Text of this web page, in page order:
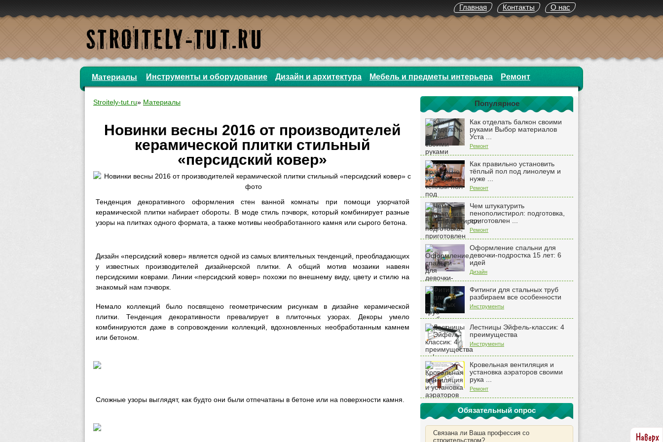
О нас
Контакты
Главная
Материалы Инструменты и оборудование Дизайн и архитектура Мебель и предметы интерьера Ремонт
Популярное
Как отделать балкон своими
руками Выбор материалов
Уста ...
Ремонт
Как правильно установить
тёплый пол под линолеум и
нуже ...
Ремонт
Чем штукатурить
пенополистирол: подготовка,
приготовлен ...
Ремонт
Оформление спальни для
девочки-подростка 15 лет: 6
идей
Дизайн
Фитинги для стальных труб
разбираем все особенности
Инструменты
Лестницы Эйфель-классик: 4
преимущества
Инструменты
Кровельная вентиляция и
установка аэраторов своими
рука ...
Ремонт
Обязательный опрос
Связана ли Ваша профессия со
строительством?
Stroitely-tut.ru» Материалы
Новинки весны 2016 от производителей
керамической плитки стильный
«персидский ковер»
Тенденция декоративного оформления стен ванной комнаты при помощи узорчатой
керамической плитки набирает обороты. В моде стиль пэчворк, который комбинирует разные
узоры на плитках одного формата, а также мотивы необработанного камня или сырого бетона.
Дизайн «персидский ковер» является одной из самых влиятельных тенденций, преобладающих
у известных производителей дизайнерской плитки. А общий мотив мозаики навеян
персидскими коврами. Линии «персидский ковер» похожи по внешнему виду, цвету и стилю на
знакомый нам пэчворк.
Немало коллекций было посвящено геометрическим рисункам в дизайне керамической
плитки. Тенденция декоративности превалирует в плиточных узорах. Декоры умело
комбинируются даже в сопровождении коллекций, вдохновленных необработанным камнем
или бетоном.
Сложные узоры выглядят, как будто они были отпечатаны в бетоне или на поверхности камня.